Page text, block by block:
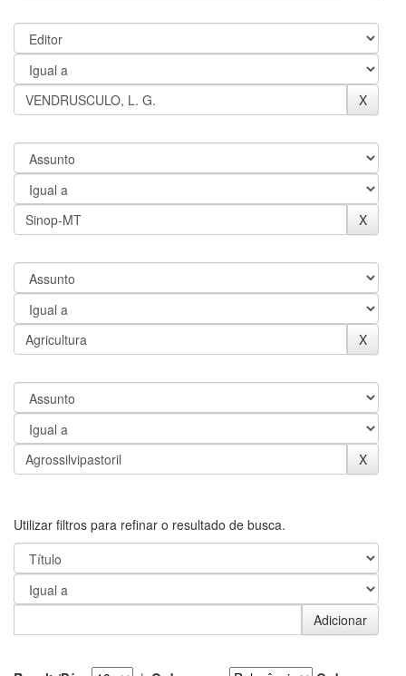
Utilizar filtros para refinar o resultado de busca.